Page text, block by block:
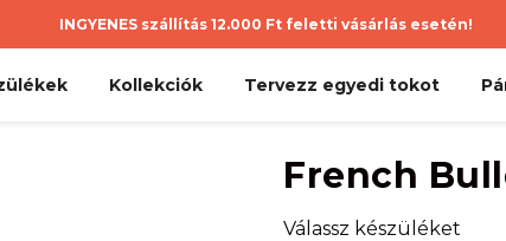
INGYENES szállítás 12.000 Ft feletti vásárlás esetén!
Kollekciók Tervezz egyedi tokot
French
Válassz készüléket